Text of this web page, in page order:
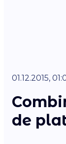
01.12.2015,
de